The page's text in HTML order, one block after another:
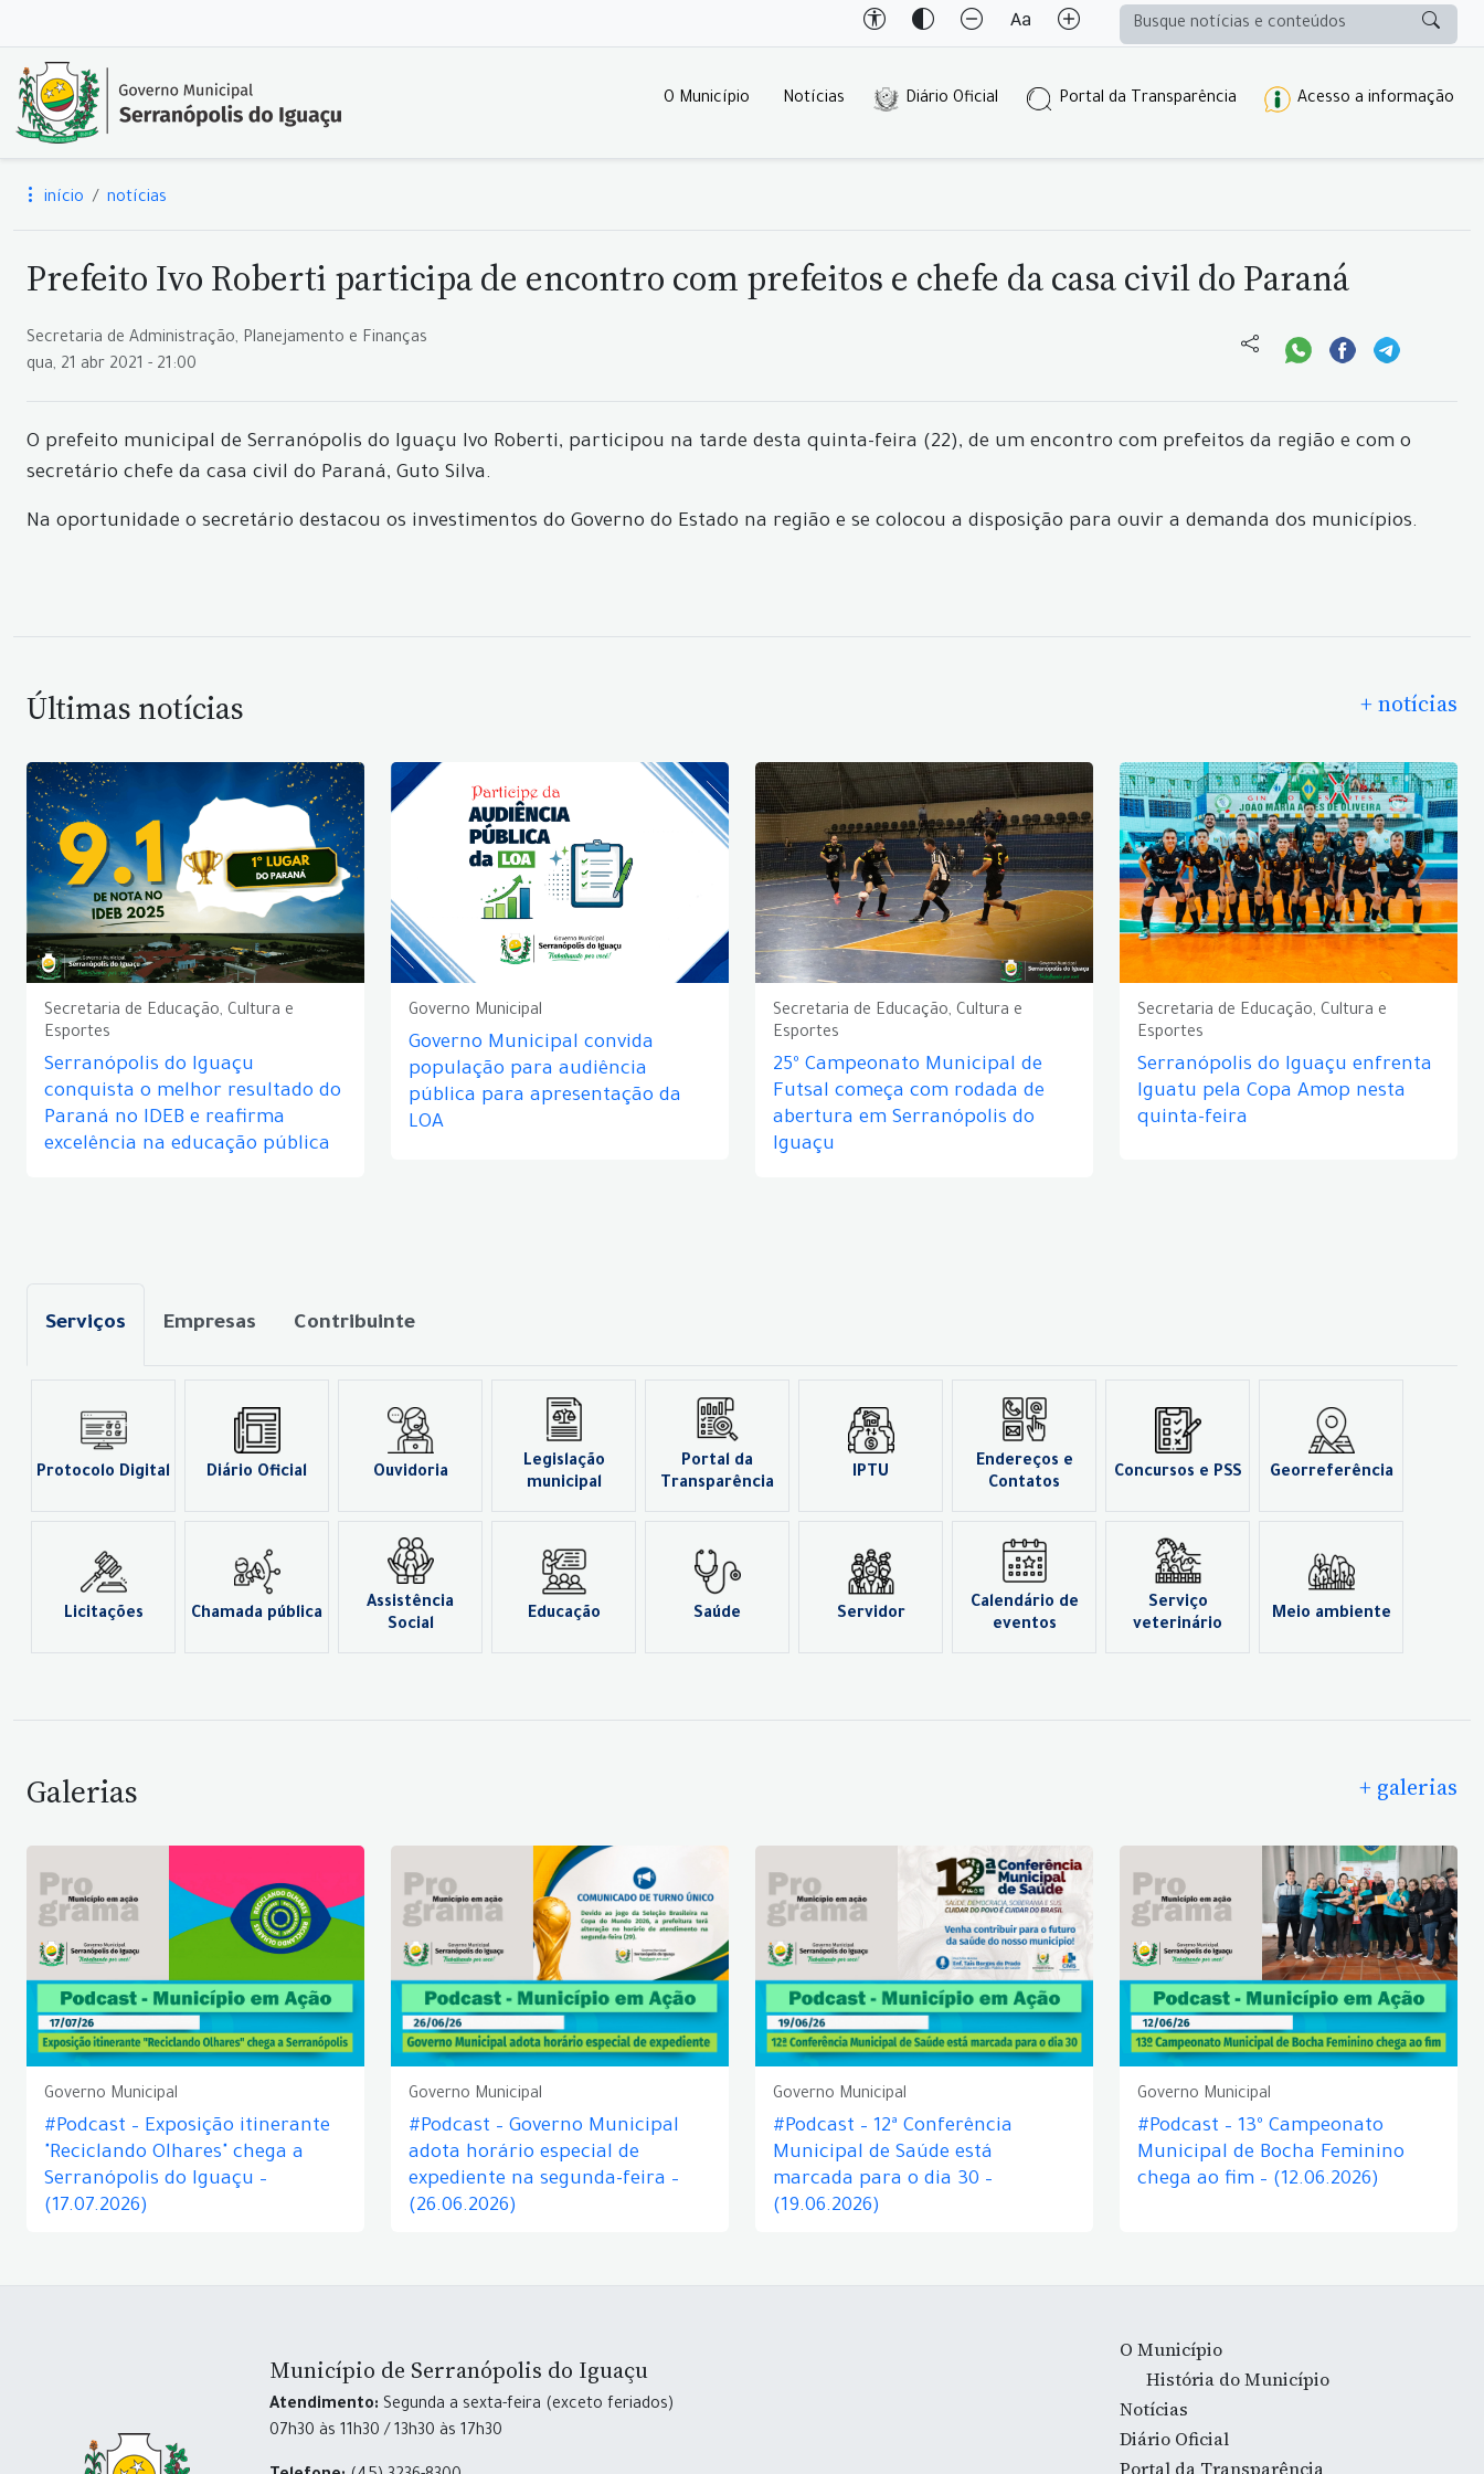
O Município Notícias Diário Oficial Portal da Transparência Acesso a informação
início notícias
Prefeito Ivo Roberti participa de encontro com prefeitos e chefe da casa civil do Paraná
Secretaria de Administração, Planejamento e Finanças
qua, 21 abr 2021 - 21:00
O prefeito municipal de Serranópolis do Iguaçu Ivo Roberti, participou na tarde desta quinta-feira (22), de um encontro com prefeitos da região e com o
secretário chefe da casa civil do Paraná, Guto Silva.
Na oportunidade o secretário destacou os investimentos do Governo do Estado na região e se colocou a disposição para ouvir a demanda dos municípios.
Últimas notícias + notícias
Secretaria de Educação, Cultura e
Esportes
Serranópolis do Iguaçu
conquista o melhor resultado do
Paraná no IDEB e reafirma
excelência na educação pública
Governo Municipal
Governo Municipal convida
população para audiência
pública para apresentação da
LOA
Secretaria de Educação, Cultura e
Esportes
25º Campeonato Municipal de
Futsal começa com rodada de
abertura em Serranópolis do
Iguaçu
Secretaria de Educação, Cultura e
Esportes
Serranópolis do Iguaçu enfrenta
Iguatu pela Copa Amop nesta
quinta-feira
Serviços Empresas Contribuinte
Protocolo Digital Diário Oficial Ouvidoria
Legislação
municipal
Portal da
Transparência
IPTU
Endereços e
Contatos
Concursos e PSS Georreferência
Licitações Chamada pública
Assistência
Social
Educação Saúde Servidor
Calendário de
eventos
Serviço
veterinário
Meio ambiente
Galerias + galerias
Governo Municipal
#Podcast – Exposição itinerante
"Reciclando Olhares" chega a
Serranópolis do Iguaçu –
(17.07.2026)
Governo Municipal
#Podcast – Governo Municipal
adota horário especial de
expediente na segunda-feira –
(26.06.2026)
Governo Municipal
#Podcast – 12ª Conferência
Municipal de Saúde está
marcada para o dia 30 –
(19.06.2026)
Governo Municipal
#Podcast – 13º Campeonato
Municipal de Bocha Feminino
chega ao fim – (12.06.2026)
Município de Serranópolis do Iguaçu
Atendimento: Segunda a sexta-feira (exceto feriados)
07h30 às 11h30 / 13h30 às 17h30
O Município
História do Município
Notícias
Diário Oficial
Portal da Transparência